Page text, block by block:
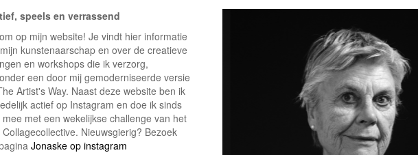
speels en verrassend
op mijn website! Je vindt hier informatie
kunstenaarschap en over de creatieve
en workshops die ik verzorg,
een door mij gemoderniseerde versie
Artist's Way. Naast deze website ben ik
actief op Instagram en doe ik sinds
met een wekelijkse challenge van het
Collagecollective. Nieuwsgierig? Bezoek
Jonaske op instagram